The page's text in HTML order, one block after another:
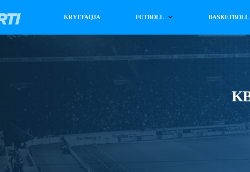
KRYEFAQJA FUTBOLL BASKETBOLL